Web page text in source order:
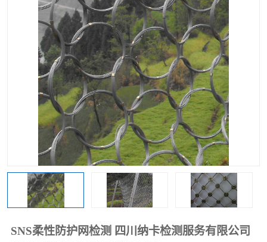
SNS柔性防护网检测 四川纳卡检测服务有限公司